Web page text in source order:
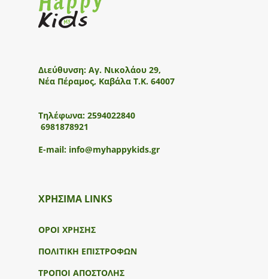
Διεύθυνση: Αγ. Νικολάου 29,
Νέα Πέραμος, Καβάλα Τ.Κ. 64007
Τηλέφωνα: 2594022840
6981878921
E-mail: info@myhappykids.gr
ΧΡΗΣΙΜΑ LINKS
ΟΡΟΙ ΧΡΗΣΗΣ
ΠΟΛΙΤΙΚΗ ΕΠΙΣΤΡΟΦΩΝ
ΤΡΟΠΟΙ ΑΠΟΣΤΟΛΗΣ